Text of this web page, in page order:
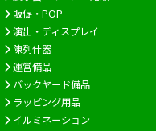
販促・POP
演出・ディスプレイ
陳列什器
運営備品
バックヤード備品
ラッピング用品
イルミネーション